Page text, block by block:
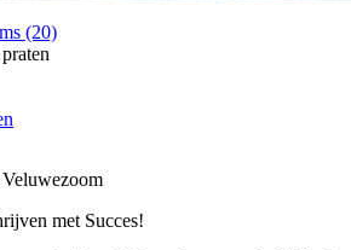
(20)
met Succes!